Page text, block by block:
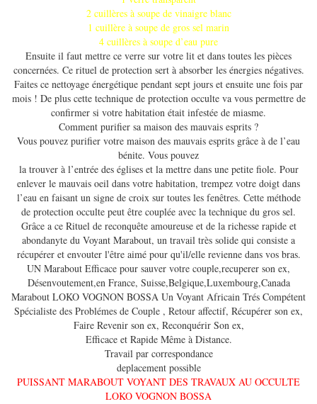
2 cuillères à soupe de vinaigre blanc
1 cuillère à soupe de gros sel marin
4 cuillères à soupe d’eau pure
Ensuite il faut mettre ce verre sur votre lit et dans toutes les pièces
concernées. Ce rituel de protection sert à absorber les énergies négatives.
Faites ce nettoyage énergétique pendant sept jours et ensuite une fois par
mois ! De plus cette technique de protection occulte va vous permettre de
confirmer si votre habitation était infestée de miasme.
Comment purifier sa maison des mauvais esprits ?
Vous pouvez purifier votre maison des mauvais esprits grâce à de l’eau
bénite. Vous pouvez
la trouver à l’entrée des églises et la mettre dans une petite fiole. Pour
enlever le mauvais oeil dans votre habitation, trempez votre doigt dans
l’eau en faisant un signe de croix sur toutes les fenêtres. Cette méthode
de protection occulte peut être couplée avec la technique du gros sel.
Grâce a ce Rituel de reconquête amoureuse et de la richesse rapide et
abondanyte du Voyant Marabout, un travail très solide qui consiste a
récupérer et envouter l'être aimé pour qu'il/elle revienne dans vos bras.
UN Marabout Efficace pour sauver votre couple,recuperer son ex,
Désenvoutement,en France, Suisse,Belgique,Luxembourg,Canada
Marabout LOKO VOGNON BOSSA Un Voyant Africain Trés Compétent
Spécialiste des Problémes de Couple , Retour affectif, Récupérer son ex,
Faire Revenir son ex, Reconquérir Son ex,
Efficace et Rapide Même à Distance.
Travail par correspondance
deplacement possible
PUISSANT MARABOUT VOYANT DES TRAVAUX AU OCCULTE
LOKO VOGNON BOSSA